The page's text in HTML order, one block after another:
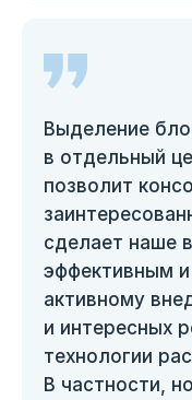
Выделение
в отдельный
позволит
сделает наше
эффективным
активному
и интересных
технологии
В частности,